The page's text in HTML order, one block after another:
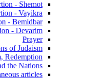
- Shemot
- Vayikra
- Bemidbar
- Devarim
Prayer
of Judaism
Redemption
the Nations
articles